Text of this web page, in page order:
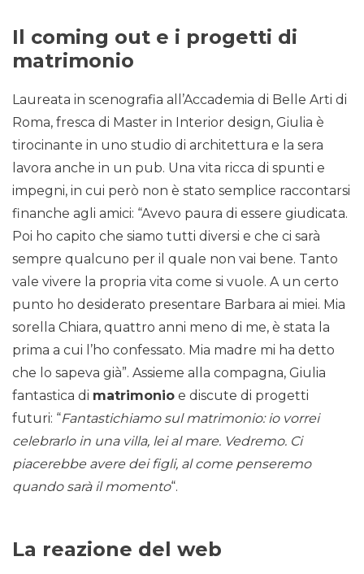
Il coming out e i progetti di
matrimonio
Laureata in scenografia all’Accademia di Belle Arti di
Roma, fresca di Master in Interior design, Giulia è
tirocinante in uno studio di architettura e la sera
lavora anche in un pub. Una vita ricca di spunti e
impegni, in cui però non è stato semplice raccontarsi
finanche agli amici: “Avevo paura di essere giudicata.
Poi ho capito che siamo tutti diversi e che ci sarà
sempre qualcuno per il quale non vai bene. Tanto
vale vivere la propria vita come si vuole. A un certo
punto ho desiderato presentare Barbara ai miei. Mia
sorella Chiara, quattro anni meno di me, è stata la
prima a cui l’ho confessato. Mia madre mi ha detto
che lo sapeva già”. Assieme alla compagna, Giulia
fantastica di matrimonio e discute di progetti
futuri: “Fantastichiamo sul matrimonio: io vorrei
celebrarlo in una villa, lei al mare. Vedremo. Ci
piacerebbe avere dei figli, al come penseremo
quando sarà il momento“.
La reazione del web